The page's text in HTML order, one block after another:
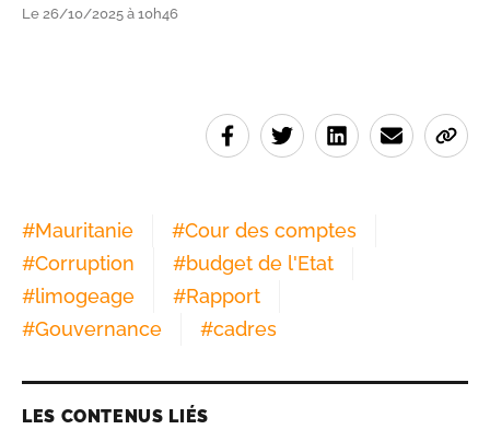
Le 26/10/2025 à 10h46
#Mauritanie #Cour des comptes
#Corruption #budget de l'Etat
#limogeage #Rapport
#Gouvernance #cadres
LES CONTENUS LIÉS